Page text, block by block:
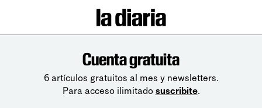
Cuenta gratuita
6 artículos gratuitos al mes y newsletters.
Para acceso ilimitado suscribite.